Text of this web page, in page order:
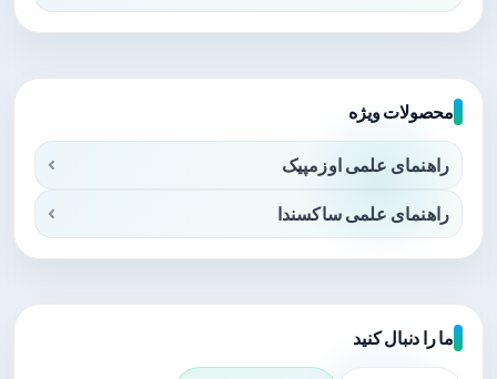
محصولات ویژه
راهنمای علمی اوزمپیک
راهنمای علمی ساکسندا
ما را دنبال کنید